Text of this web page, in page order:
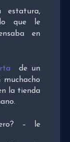
estatura,
lo que le
en
de un
muchacho
la tienda
– le